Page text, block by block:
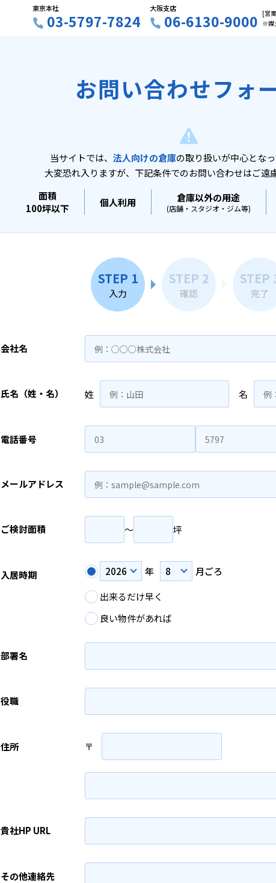
東京本社
03-5797-7824
大阪支店
06-6130-9000 [営
※媒
お問い合わせフォ
当サイトでは、 法人向けの倉庫の取り扱いが中心となっ
大変恐れ入りますが、下記条件でのお問い合わせはご遠
面積
100坪以下
個人利用 倉庫以外の用途
(店舗・スタジオ・ジム等)
STEP 1
入力
STEP 2
確認
STEP
完了
会社名
氏名（姓・名） 姓 名
電話番号
メールアドレス
ご検討面積 〜 坪
入居時期 年
月ごろ
出来るだけ早く
良い物件があれば
部署名
役職
住所 〒
貴社HP URL
その他連絡先